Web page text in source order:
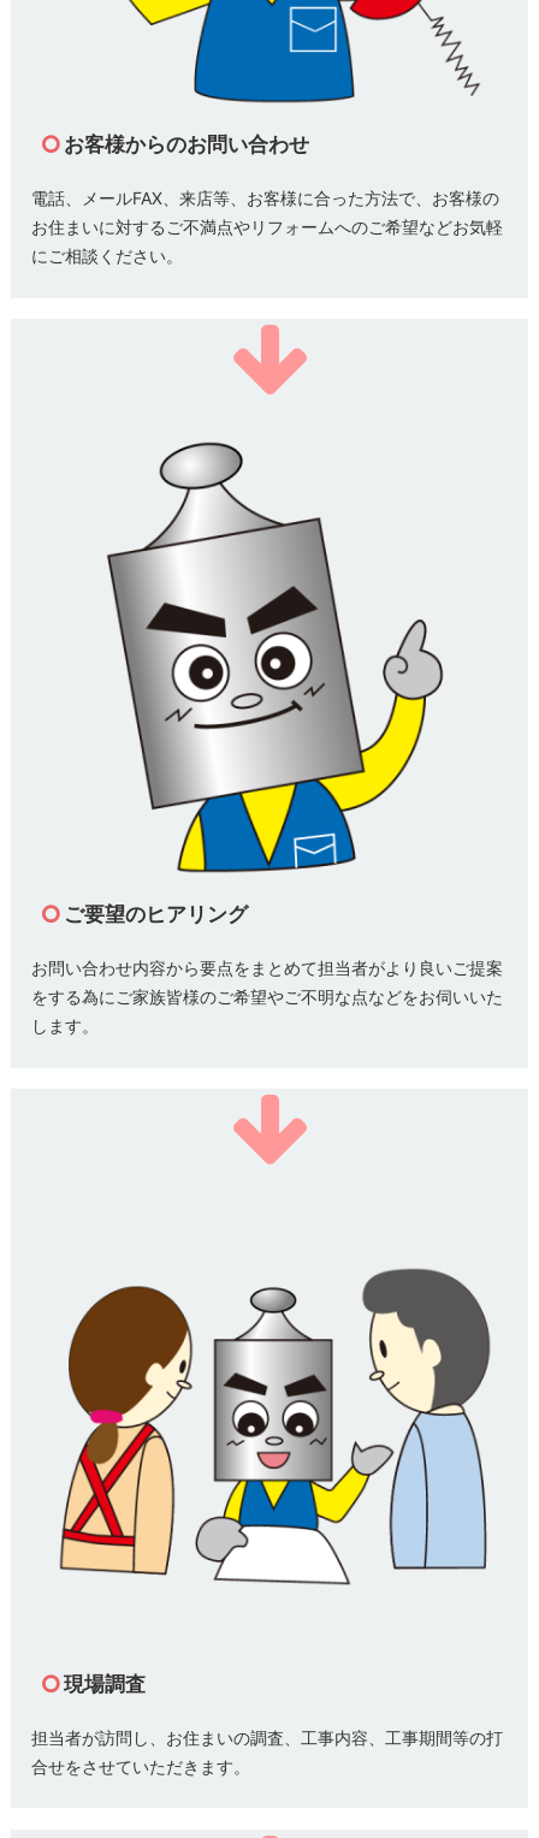
お客様からのお問い合わせ
電話、メールFAX、来店等、お客様に合った方法で、お客様の
お住まいに対するご不満点やリフォームへのご希望などお気軽
にご相談ください。
ご要望のヒアリング
お問い合わせ内容から要点をまとめて担当者がより良いご提案
をする為にご家族皆様のご希望やご不明な点などをお伺いいた
します。
現場調査
担当者が訪問し、お住まいの調査、工事内容、工事期間等の打
合せをさせていただきます。